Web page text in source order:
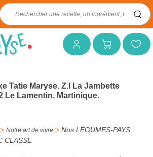
Mon compteMon panierMes favoris
Rechercher :
Tatie Maryse. Z.I La Jambette
Le Lamentin. Martinique.
> Notre art de vivre > Nos LÉGUMES-PAYS
CLASSE